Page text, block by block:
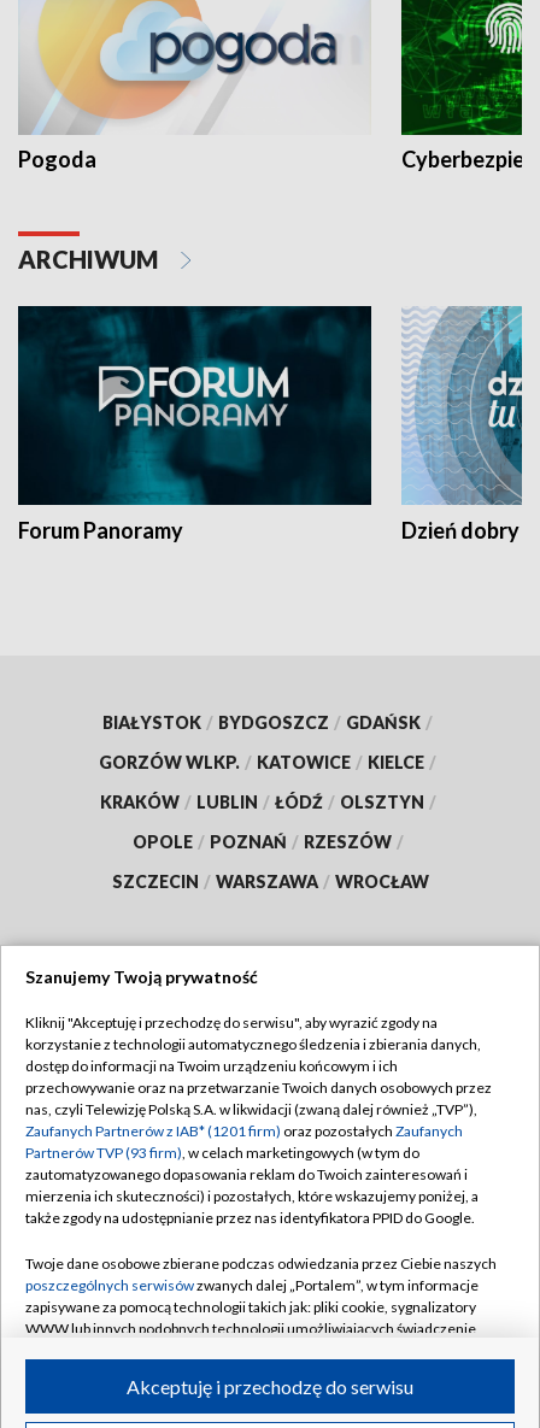
Pogoda
ARCHIWUM
Forum Panoramy Dzień dobry
BIAŁYSTOK / BYDGOSZCZ / GDAŃSK /
GORZÓW WLKP. / KATOWICE / KIELCE /
KRAKÓW / LUBLIN / ŁÓDŹ / OLSZTYN /
OPOLE / POZNAŃ / RZESZÓW /
SZCZECIN / WARSZAWA / WROCŁAW
TVP
Abonament TVP
Emisja w TVP
Centrum informacji TVP
Naziemna Telewizja Cyfrowa
Rada Programowa
System NOS
Informacje o nadawcy
Program dla prasy
Regulamin TVP
Polityka prywatności
Moje zgody
Pomoc
Kontakt
Kanały
©2026 Telewizja Polska S.A. w likwidacji
Szanujemy Twoją prywatność
Kliknij "Akceptuję i przechodzę do serwisu", aby wyrazić zgody na
korzystanie z technologii automatycznego śledzenia i zbierania danych,
dostęp do informacji na Twoim urządzeniu końcowym i ich
przechowywanie oraz na przetwarzanie Twoich danych osobowych przez
nas, czyli Telewizję Polską S.A. w likwidacji (zwaną dalej również „TVP”),
Zaufanych Partnerów z IAB* (1201 firm) oraz pozostałych Zaufanych
Partnerów TVP (93 firm), w celach marketingowych (w tym do
zautomatyzowanego dopasowania reklam do Twoich zainteresowań i
mierzenia ich skuteczności) i pozostałych, które wskazujemy poniżej, a
także zgody na udostępnianie przez nas identyfikatora PPID do Google.
Twoje dane osobowe zbierane podczas odwiedzania przez Ciebie naszych
poszczególnych serwisówzwanych dalej „Portalem”, w tym informacje
zapisywane za pomocą technologii takich jak: pliki cookie, sygnalizatory
WWW lub innych podobnych technologii umożliwiających świadczenie
ruchu w Internecie.Akceptuję i przechodzę do serwisu